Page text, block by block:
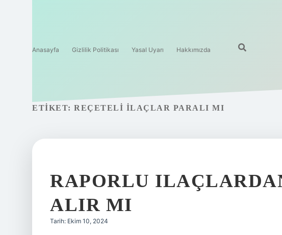
Anasayfa Gizlilik Politikası Yasal Uyarı Hakkımızda
ETIKET: REÇETELI ILAÇLAR PARALI MI
RAPORLU
ALIR MI
Tarih: Ekim 10, 2024